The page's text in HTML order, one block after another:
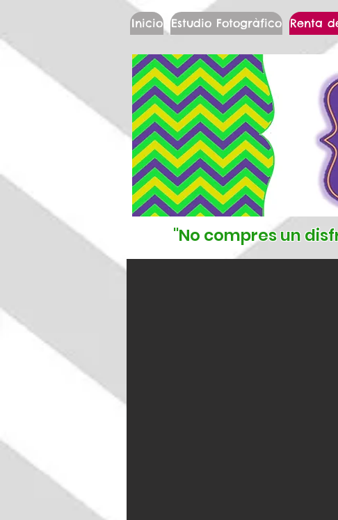
Inicio Estudio Fotogràfico Renta
"No compres un